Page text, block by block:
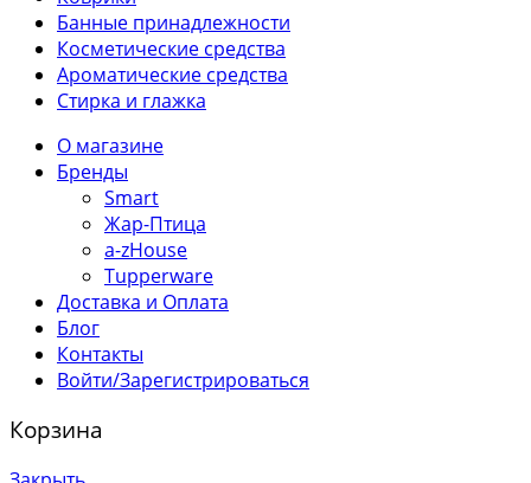
Банные принадлежности
Косметические средства
Ароматические средства
Стирка и глажка
О магазине
Бренды
Smart
Жар-Птица
a-zHouse
Tupperware
Доставка и Оплата
Блог
Контакты
Войти/Зарегистрироваться
Корзина